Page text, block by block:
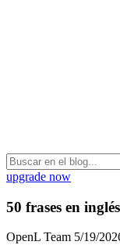
upgrade now
50 frases en
OpenL Team 5/19/